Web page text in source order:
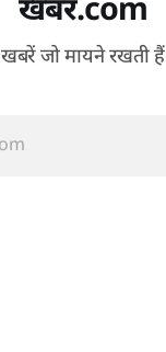
खबर.com
खबरें जो मायने रखती हैं